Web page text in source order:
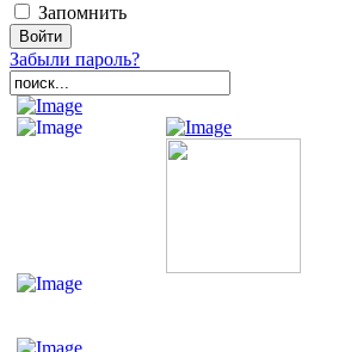
Запомнить
Забыли пароль?